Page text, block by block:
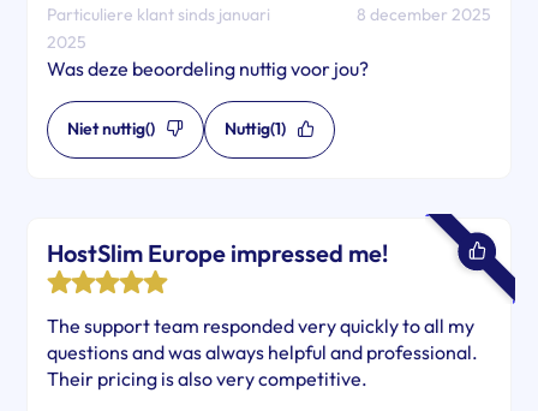
Particuliere klant sinds januari
2025
8 december 2025
Was deze beoordeling nuttig voor jou?
Niet nuttig() Nuttig(1)
HostSlim Europe impressed me!
The support team responded very quickly to all my
questions and was always helpful and professional.
Their pricing is also very competitive.